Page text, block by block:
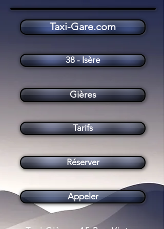
Tarifs
Taxi Gières (38610)
Gières
Taxi-Gare.com
Réserver
Appeler
38 - Isère